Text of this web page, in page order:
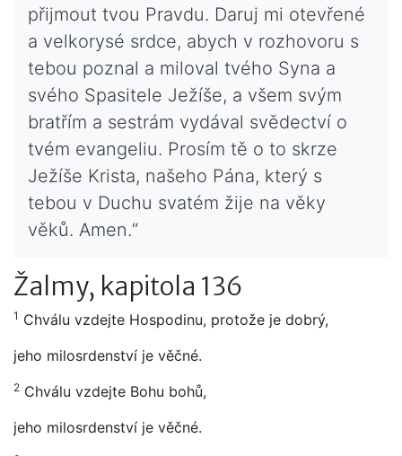
přijmout tvou Pravdu. Daruj mi otevřené
a velkorysé srdce, abych v rozhovoru s
tebou poznal a miloval tvého Syna a
svého Spasitele Ježíše, a všem svým
bratřím a sestrám vydával svědectví o
tvém evangeliu. Prosím tě o to skrze
Ježíše Krista, našeho Pána, který s
tebou v Duchu svatém žije na věky
věků. Amen.“
Žalmy, kapitola 136
1 Chválu vzdejte Hospodinu, protože je dobrý,
jeho milosrdenství je věčné.
2 Chválu vzdejte Bohu bohů,
jeho milosrdenství je věčné.